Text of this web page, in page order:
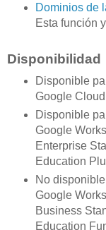
Dominios de
Esta función
Disponibilidad
Disponible
Google
Disponible
Google
Enterprise
Education
No
Google
Business
Education